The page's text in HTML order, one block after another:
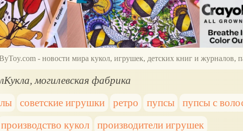
- новости мира кукол, игрушек, детских книг и журналов,
могилевская фабрика
советские игрушки ретро пупсы
пупсы с
производство кукол производители игрушек